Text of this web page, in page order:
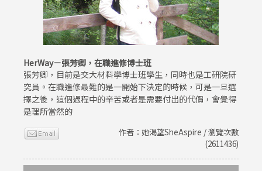
HerWay－張芳卿，在職進修博士班
張芳卿，目前是交大材料學博士班學生，同時也是工研院研
究員。在職進修最難的是一開始下決定的時候，可是一旦選
擇之後，這個過程中的辛苦或者是需要付出的代價，會覺得
是理所當然的
作者：她渴望SheAspire / 瀏覽次數
(2611436)